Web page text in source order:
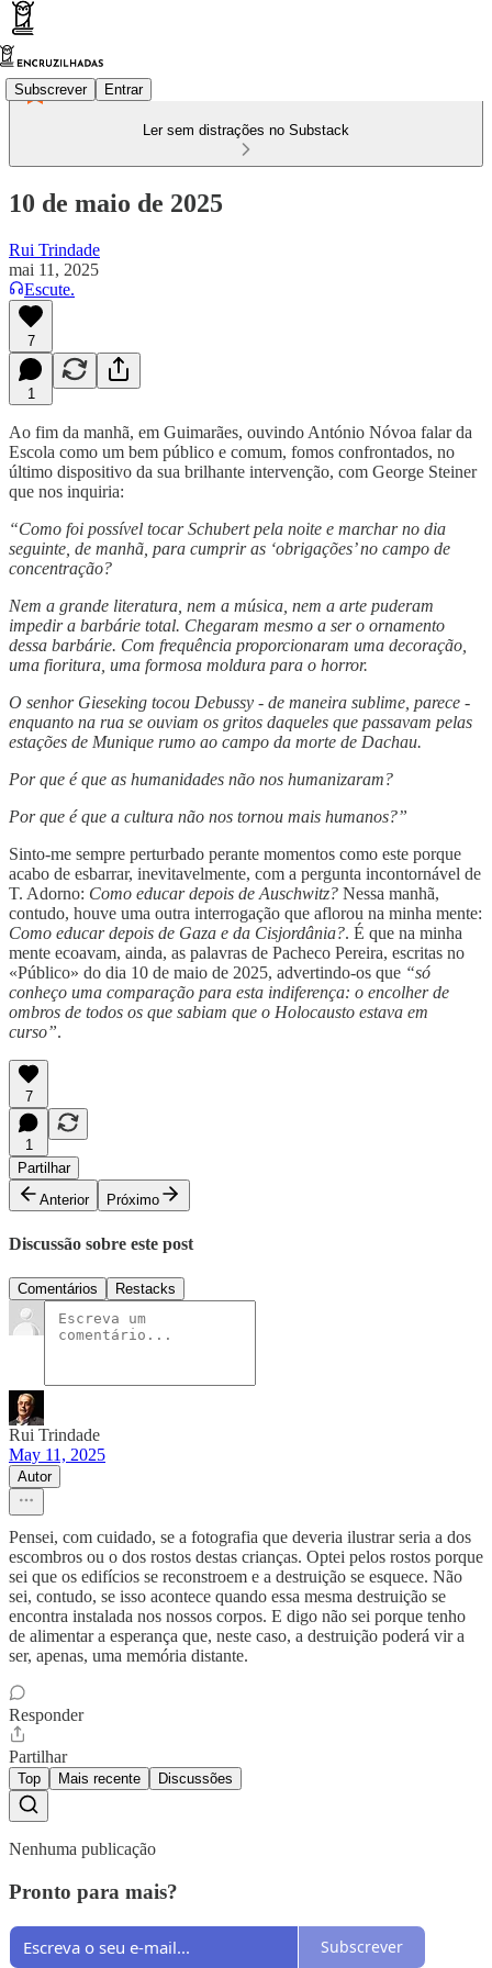
Subscrever Entrar
Ler sem distrações no Substack
10 de maio de 2025
Rui Trindade
mai 11, 2025
Escute.
7
1
Ao fim da manhã, em Guimarães, ouvindo António Nóvoa falar da
Escola como um bem público e comum, fomos confrontados, no
último dispositivo da sua brilhante intervenção, com George Steiner
que nos inquiria:
“Como foi possível tocar Schubert pela noite e marchar no dia
seguinte, de manhã, para cumprir as ‘obrigações’ no campo de
concentração?
Nem a grande literatura, nem a música, nem a arte puderam
impedir a barbárie total. Chegaram mesmo a ser o ornamento
dessa barbárie. Com frequência proporcionaram uma decoração,
uma fioritura, uma formosa moldura para o horror.
O senhor Gieseking tocou Debussy - de maneira sublime, parece -
enquanto na rua se ouviam os gritos daqueles que passavam pelas
estações de Munique rumo ao campo da morte de Dachau.
Por que é que as humanidades não nos humanizaram?
Por que é que a cultura não nos tornou mais humanos?”
Sinto-me sempre perturbado perante momentos como este porque
acabo de esbarrar, inevitavelmente, com a pergunta incontornável de
T. Adorno: Como educar depois de Auschwitz? Nessa manhã,
contudo, houve uma outra interrogação que aflorou na minha mente:
Como educar depois de Gaza e da Cisjordânia?. É que na minha
mente ecoavam, ainda, as palavras de Pacheco Pereira, escritas no
«Público» do dia 10 de maio de 2025, advertindo-os que “só
conheço uma comparação para esta indiferença: o encolher de
ombros de todos os que sabiam que o Holocausto estava em
curso”.
7
1
Partilhar
Anterior
Próximo
Discussão sobre este post
Comentários Restacks
Rui Trindade
May 11, 2025
Autor
Pensei, com cuidado, se a fotografia que deveria ilustrar seria a dos
escombros ou o dos rostos destas crianças. Optei pelos rostos porque
sei que os edifícios se reconstroem e a destruição se esquece. Não
sei, contudo, se isso acontece quando essa mesma destruição se
encontra instalada nos nossos corpos. E digo não sei porque tenho
de alimentar a esperança que, neste caso, a destruição poderá vir a
ser, apenas, uma memória distante.
Responder
Partilhar
Top Mais recente Discussões
Nenhuma publicação
Pronto para mais?
Subscrever